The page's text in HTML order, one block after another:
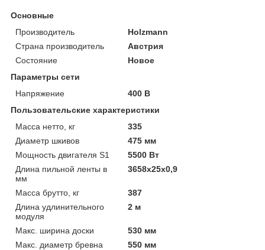
Основные
Производитель
Holzmann
Страна производитель
Австрия
Состояние
Новое
Параметры сети
Напряжение
400 В
Пользовательские характеристики
Масса нетто, кг
335
Диаметр шкивов
475 мм
Мощность двигателя S1
5500 Вт
Длина пильной ленты в
мм
3658x25x0,9
Масса брутто, кг
387
Длина удлинительного
модуля
2 м
Макс. ширина доски
530 мм
Макс. диаметр бревна
550 мм